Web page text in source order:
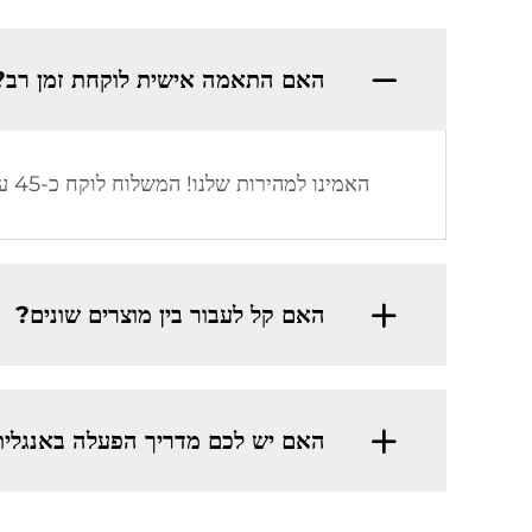
האם התאמה אישית לוקחת זמן
האמינו למהירות שלנו! המשלוח לוקח כ-45 עד 50 ימים.
האם קל לעבור בין מוצרים שונים?
האם יש לכם מדריך הפעלה